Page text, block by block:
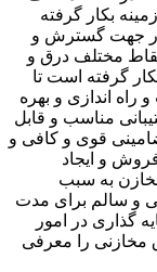
بکار گرفته
در جهت گسترش و
مختلف درق و
گرفته است تا
راه اندازی و بهره
مناسب و قابل
قوی و کافی و
و ایجاد
به سبب
و سالم برای مدت
گذاری در امور
مخازنی را معرفی